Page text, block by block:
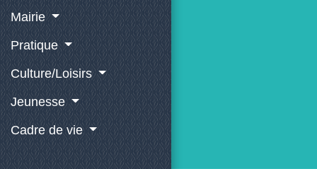
Mairie
Pratique
Culture/Loisirs
Jeunesse
Cadre de vie